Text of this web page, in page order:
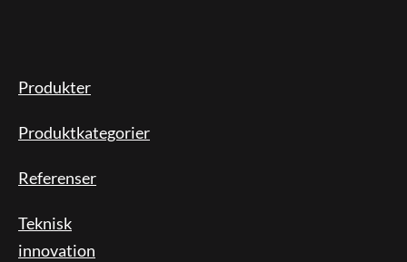
Produkter
Produktkategorier
Referenser
Teknisk
innovation